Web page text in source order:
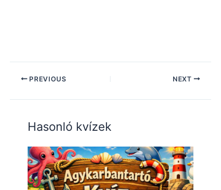
PREVIOUS NEXT
Hasonló kvízek